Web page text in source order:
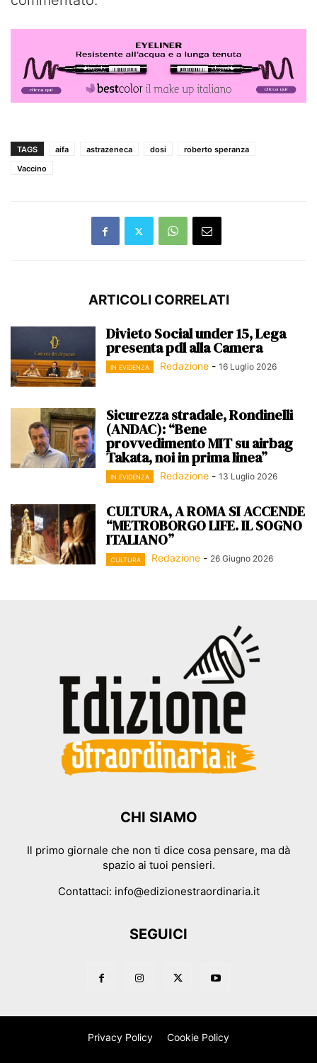
TAGS aifa astrazeneca dosi
roberto speranza
Vaccino
ARTICOLI CORRELATI
Divieto Social under 15, Lega
presenta pdl alla Camera
IN EVIDENZA Redazione - 16 Luglio 2026
Sicurezza stradale, Rondinelli
(ANDAC): “Bene
provvedimento MIT su airbag
Takata, noi in prima linea”
IN EVIDENZA Redazione - 13 Luglio 2026
CULTURA, A ROMA SI ACCENDE
“METROBORGO LIFE. IL SOGNO
ITALIANO”
CULTURA Redazione - 26 Giugno 2026
CHI SIAMO
Il primo giornale che non ti dice cosa pensare, ma dà
spazio ai tuoi pensieri.
Contattaci: info@edizionestraordinaria.it
SEGUICI
Privacy Policy Cookie Policy